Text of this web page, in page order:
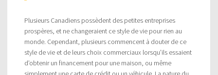
Plusieurs Canadiens possèdent des petites entreprises
prospères, et ne changeraient ce style de vie pour rien au
monde. Cependant, plusieurs commencent à douter de ce
style de vie et de leurs choix commerciaux lorsqu’ils essaient
d’obtenir un financement pour une maison, ou même